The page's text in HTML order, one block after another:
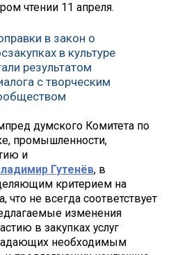
чтении 11 апреля.
в закон о
в культуре
результатом
с творческим
думского Комитета по
промышленности,
и
Гутенёв, в
критерием на
что не всегда соответствует
изменения
в закупках услуг
необходимым